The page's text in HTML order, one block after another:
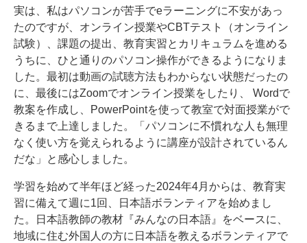
実は、私はパソコンが苦手でeラーニングに不安があっ
たのですが、オンライン授業やCBTテスト（オンライン
試験）、課題の提出、教育実習とカリキュラムを進める
うちに、ひと通りのパソコン操作ができるようになりま
した。最初は動画の試聴方法もわからない状態だったの
に、最後にはZoomでオンライン授業をしたり、 Wordで
教案を作成し、PowerPointを使って教室で対面授業がで
きるまで上達しました。「パソコンに不慣れな人も無理
なく使い方を覚えられるように講座が設計されているん
だな」と感心しました。
学習を始めて半年ほど経った2024年4月からは、教育実
習に備えて週に1回、日本語ボランティアを始めまし
た。日本語教師の教材『みんなの日本語』をベースに、
地域に住む外国人の方に日本語を教えるボランティアで